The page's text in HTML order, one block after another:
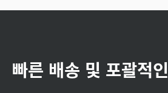
빠른 배송 및 포괄적